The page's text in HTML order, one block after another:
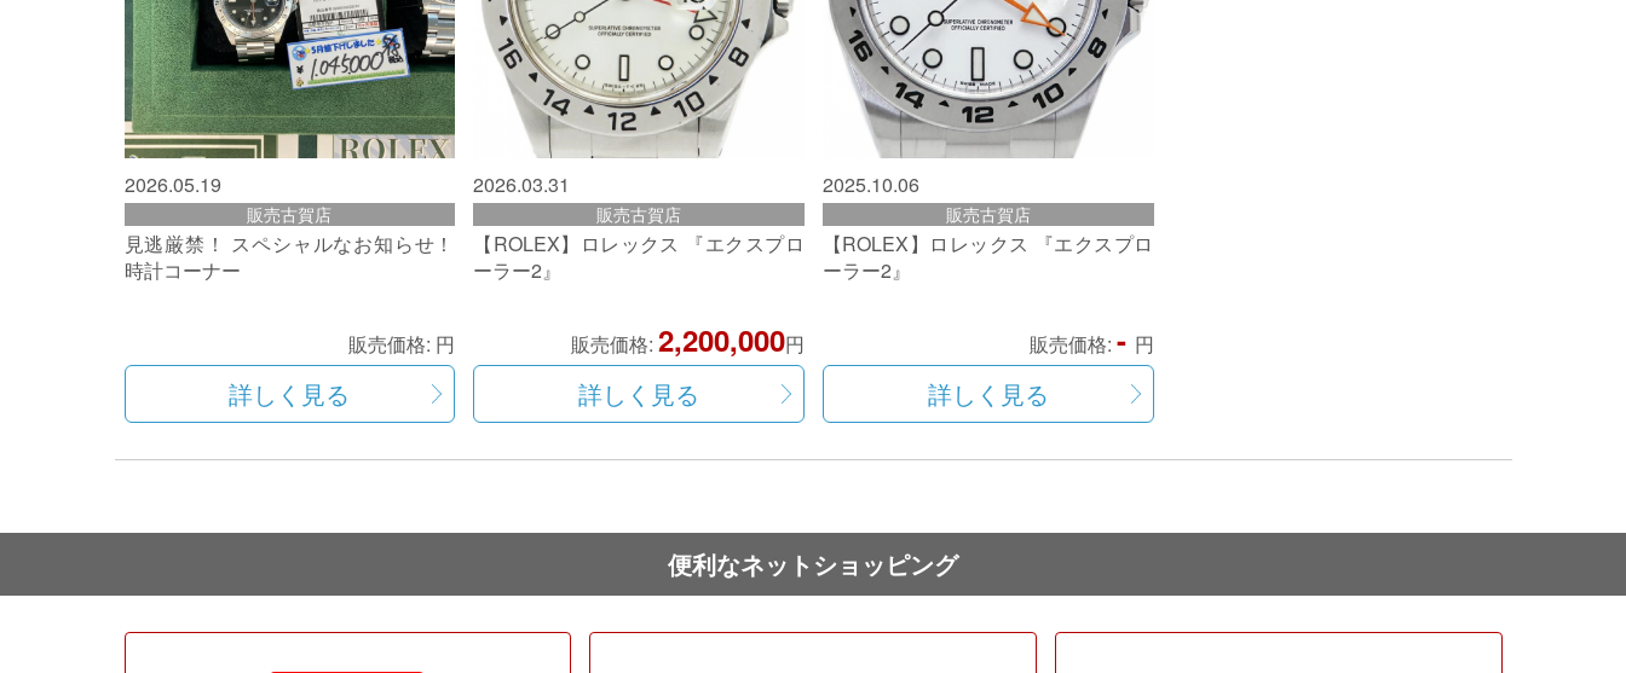
2026.05.19
販売古賀店
見逃厳禁！ スペシャルなお知らせ！
時計コーナー
販売価格: 円
詳しく見る
2026.03.31
販売古賀店
【ROLEX】ロレックス 『エクスプロ
ーラー2』
販売価格: 2,200,000円
詳しく見る
2025.10.06
販売古賀店
【ROLEX】ロレックス 『エクスプロ
ーラー2』
販売価格: - 円
詳しく見る
便利なネットショッピング